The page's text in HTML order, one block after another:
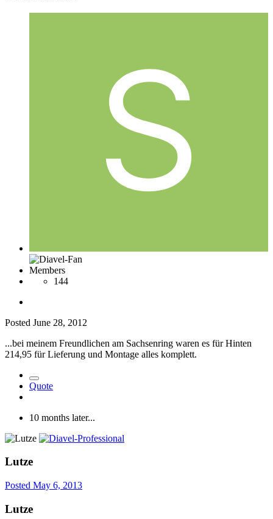
Members
144
Posted June 28, 2012
...bei meinem Freundlichen am Sachsenring waren es für Hinten
214,95 für Lieferung und Montage alles komplett.
Quote
10 months later...
Lutze
Posted May 6, 2013
Lutze